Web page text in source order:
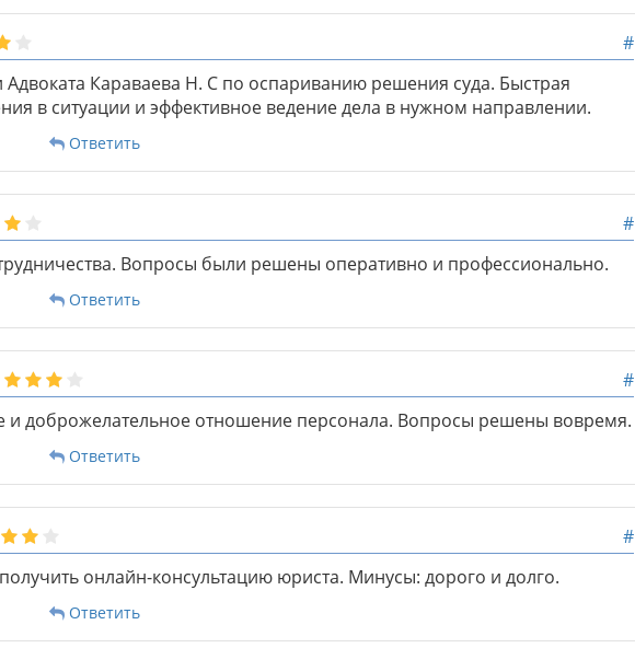
#
Адвоката Караваева Н. С по оспариванию решения суда. Быстрая
в ситуации и эффективное ведение дела в нужном направлении.
Ответить
#
Вопросы были решены оперативно и профессионально.
Ответить
#
и доброжелательное отношение персонала. Вопросы решены вовремя.
Ответить
#
онлайн-консультацию юриста. Минусы: дорого и долго.
Ответить